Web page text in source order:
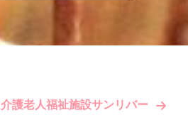
介護老人福祉施設サンリバー